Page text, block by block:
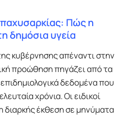
Πώς η
δημόσια υγεία
κυβέρνησης απέναντι στην
προώθηση πηγάζει από τα
δεδομένα που
χρόνια. Οι ειδικοί
διαρκής έκθεση σε μηνύματα